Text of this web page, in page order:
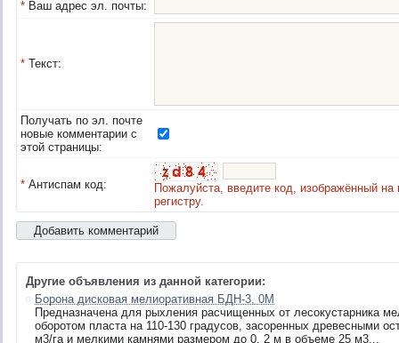
* Ваш адрес эл. почты:
* Текст:
Получать по эл. почте
новые комментарии с
этой страницы:
* Антиспам код:
Пожалуйста, введите код, изображённый
регистру.
Другие объявления из данной категории:
Борона дисковая мелиоративная БДН-3, 0М
Предназначена для рыхления расчищенных от лесокустарника
оборотом пласта на 110-130 градусов, засоренных древесными
м3/га и мелкими камнями размером до 0, 2 м в объеме 25 м3...